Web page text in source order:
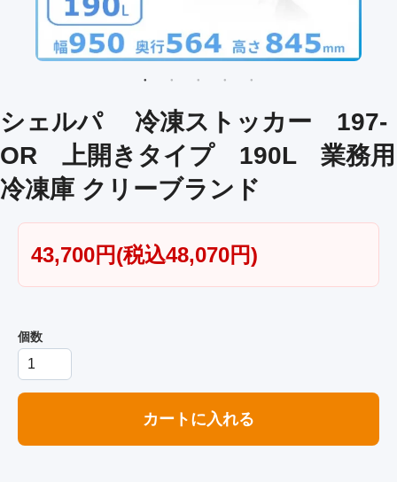
シェルパ 冷凍ストッカー 197-
OR 上開きタイプ 190L 業務用
冷凍庫 クリーブランド
43,700円(税込48,070円)
個数
カートに入れる